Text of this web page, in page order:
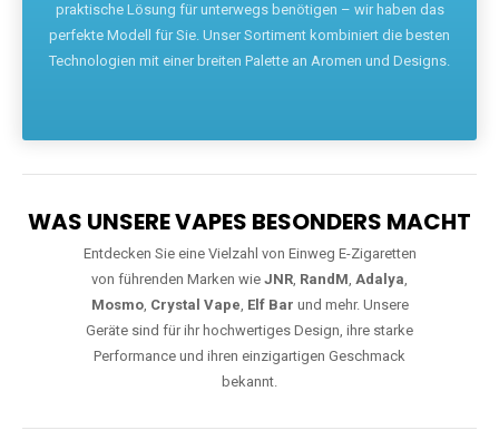
praktische Lösung für unterwegs benötigen – wir haben das
perfekte Modell für Sie. Unser Sortiment kombiniert die besten
Technologien mit einer breiten Palette an Aromen und Designs.
WAS UNSERE VAPES BESONDERS MACHT
Entdecken Sie eine Vielzahl von Einweg E-Zigaretten
von führenden Marken wie JNR, RandM, Adalya,
Mosmo, Crystal Vape, Elf Bar und mehr. Unsere
Geräte sind für ihr hochwertiges Design, ihre starke
Performance und ihren einzigartigen Geschmack
bekannt.